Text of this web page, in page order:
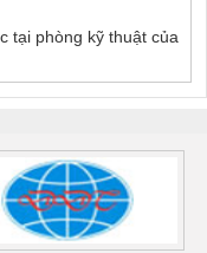
tại phòng kỹ thuật của